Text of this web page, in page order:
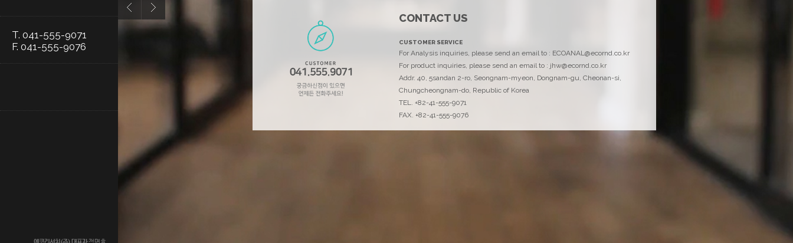
T. 041-555-9071
F. 041-555-9076
에코리서치
고객을 위해 최선을 다하는 에코리서치입니다.. MSDS 및 시약정보요약서 다운로드
CONTACT US
CUSTOMER SERVICE
For Analysis inquiries, please send an email to : ECOANAL@ecornd.co.kr
For product inquiries, please send an email to : jhw@ecornd.co.kr
Addr. 40, 5sandan 2-ro, Seongnam-myeon, Dongnam-gu, Cheonan-si,
Chungcheongnam-do, Republic of Korea
TEL. +82-41-555-9071
FAX. +82-41-555-9076